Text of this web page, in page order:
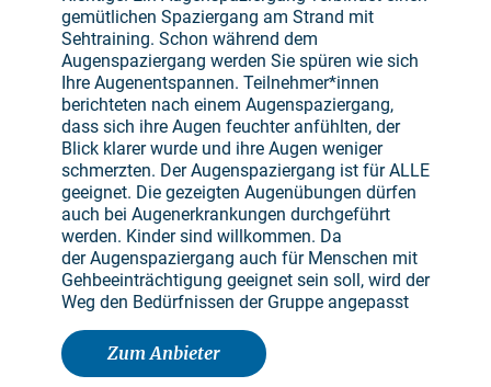
gemütlichen Spaziergang am Strand mit
Sehtraining. Schon während dem
Augenspaziergang werden Sie spüren wie sich
Ihre Augenentspannen. Teilnehmer*innen
berichteten nach einem Augenspaziergang,
dass sich ihre Augen feuchter anfühlten, der
Blick klarer wurde und ihre Augen weniger
schmerzten. Der Augenspaziergang ist für ALLE
geeignet. Die gezeigten Augenübungen dürfen
auch bei Augenerkrankungen durchgeführt
werden. Kinder sind willkommen. Da
der Augenspaziergang auch für Menschen mit
Gehbeeinträchtigung geeignet sein soll, wird der
Weg den Bedürfnissen der Gruppe angepasst
Zum Anbieter